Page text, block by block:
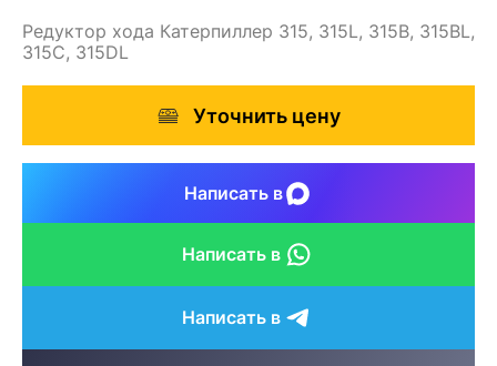
Редуктор хода Катерпиллер 315, 315L, 315B, 315BL,
315C, 315DL
Уточнить цену
Написать в
Написать в
Написать в